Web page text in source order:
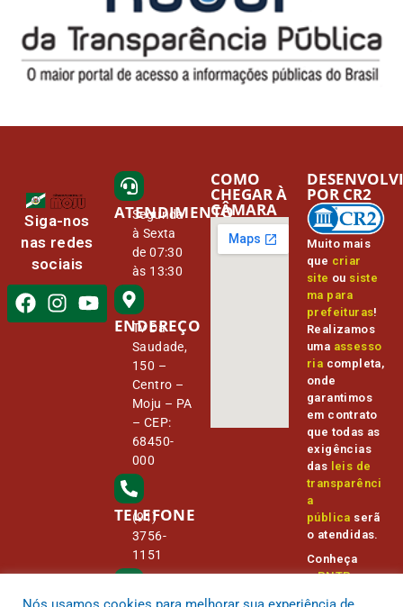
Siga-nos
nas redes
sociais
ATENDIMENTO
Segunda
à Sexta
de 07:30
às 13:30
ENDEREÇO
Tv Da
Saudade,
150 –
Centro –
Moju – PA
– CEP:
68450-
000
TELEFONE
(91)
3756-
1151
COMO
CHEGAR À
CÂMARA
Muito mais
que criar
site ou siste
ma para
prefeituras!
Realizamos
uma assesso
ria completa,
onde
garantimos
em contrato
que todas as
exigências
das leis de
transparênci
a
pública serã
o atendidas.
Conheça
oPNTPe
POR CR2